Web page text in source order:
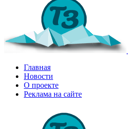
Главная
Новости
О проекте
Реклама на сайте